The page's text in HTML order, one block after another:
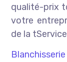
qualité-prix
votre
de la